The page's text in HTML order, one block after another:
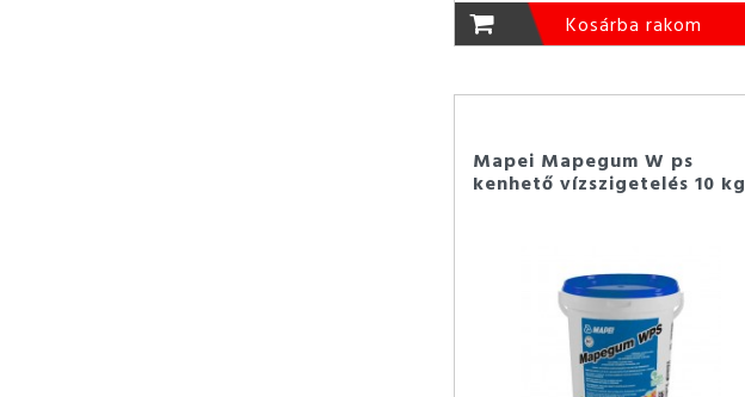
Kosárba rakom
Mapei Mapegum W ps
kenhető vízszigetelés 10 kg